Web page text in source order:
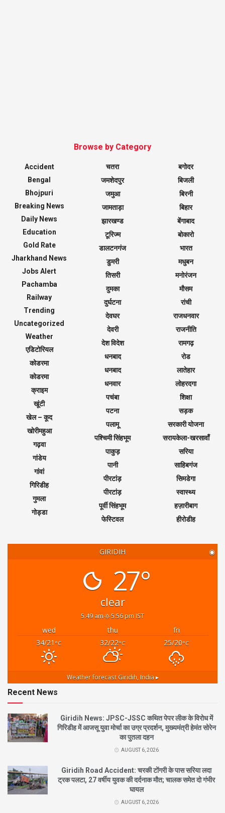
Browse by Category
Accident
Bengal
Bhojpuri
Breaking News
Daily News
Education
Gold Rate
Jharkhand News
Jobs Alert
Pachamba
Railway
Trending
Uncategorized
Weather
एडिटोरियल
कोडरमा
कोडरमा
क्राइम
खूंटी
खेल – कूद
खोरीमहुआ
गढ़वा
गांडेय
गांवां
गिरिडीह
गुमला
गोड्डा
चतरा
जमशेदपुर
जमुआ
जामताड़ा
झारखण्ड
टूरिज्म
डालटनगंज
डुमरी
तिसरी
दुमका
दुर्घटना
देवघर
देवरी
देश विदेश
धनबाद
धनबाद
धनवार
पचंबा
पटना
पलामू
पश्चिमी सिंहभूम
पाकुड़
पानी
पीरटांड़
पीरटांड़
पूर्वी सिंहभूम
फेस्टिवल
बगोदर
बिजली
बिरनी
बिहार
बेंगाबाद
बोकारो
भारत
मधुबन
मनोरंजन
मौसम
रांची
राजधनवार
राजनीति
रामगढ़
रोड
लातेहार
लोहरदगा
शिक्षा
सड़क
सरकारी योजना
सरायकेला-खरसावाँ
सरिया
साहिबगंज
सिमडेगा
स्वास्थ्य
हज़ारीबाग
हीरोडीह
GIRIDIH ◉
27°
clear
5:49 am 5:56 pm IST
wed thu
fri
34/21 °C 32/22°C 25/20°C
Weather forecast Giridih, India ▸
Recent News
Giridih News: JPSC-JSSC कथित पेपर लीक के विरोध में
गिरिडीह में आजसू युवा मोर्चा का उग्र प्रदर्शन, मुख्यमंत्री हेमंत सोरेन
का पुतला दहन
AUGUST 6, 2026
Giridih Road Accident: चरकी टोंगरी के पास सरिया लदा
ट्रक पलटा, 27 वर्षीय युवक की दर्दनाक मौत; चालक समेत दो गंभीर
घायल
AUGUST 6, 2026